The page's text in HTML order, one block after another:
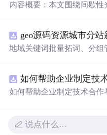
内容概要：本文围绕间歇
子电池储能系统在离网直流
分层控制策略。通过
大功率点跟踪（MPPT）与
对光照波动引起的功率供需
控制、模型预测控制（MPC
现了储能系统在削峰填谷
网的供电可靠性与能源利
geo源码资源城市分站
地域关键词批量拓词、分
码交付，私有化部署到自己
整程序文件，支持二次开发
如何帮助企业制定技
如何帮助企业制定技术合作
说点什么…